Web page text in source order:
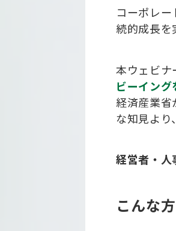
コーポレ
続的成長を
本ウェビナ
ビーイング
経済産業省
な知見より
経営者・人
こんな